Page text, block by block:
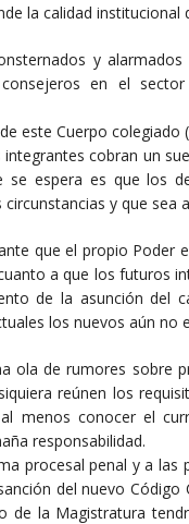
la calidad
y
en el
este Cuerpo
cobran un
se espera es que los
y que sea
que el propio Poder
a que los futuros
de la asunción del
los nuevos aún no
ola de rumores sobre
reúnen los
menos conocer el
responsabilidad.
procesal penal y a
del nuevo
de la Magistratura